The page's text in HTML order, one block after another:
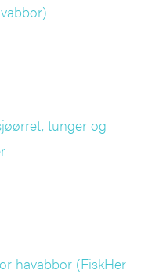
tunger og
havabbor (FiskHer